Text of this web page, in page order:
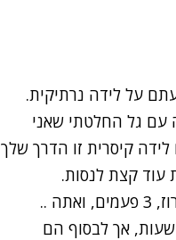
דעתם על לידה נרתיקית.
עם גל החלטתי שאני
קיסרית זו הדרך שלך
עוד קצת לנסות.
בשבוע שלאחר מכן מיכל, מדקרת וחברה, הגיעה לדקר אותי דיקור זירוז, 3 פעמים, ואתה ..
שעות, אך לבסוף הם